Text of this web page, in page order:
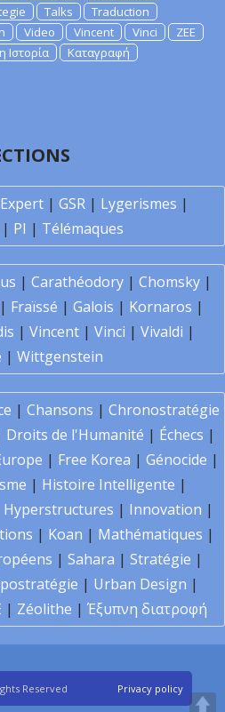
Talks
Traduction
Video Vincent Vinci
ZEE
Ιστορία Καταγραφή
Expert| GSR| Lygerismes |
| PI | Télémaques
| Carathéodory| Chomsky|
| Fraïssé | Galois | Kornaros |
| Vincent | Vinci | Vivaldi |
| Wittgenstein
| Chansons | Chronostratégie
Droits de l'Humanité | Échecs |
| Free Korea | Génocide |
| Histoire Intelligente |
Hyperstructures | Innovation |
| Koan | Mathématiques |
| Sahara | Stratégie |
| Urban Design |
| Zéolithe | Έξυπνη διατροφή
Reserved Privacy policy